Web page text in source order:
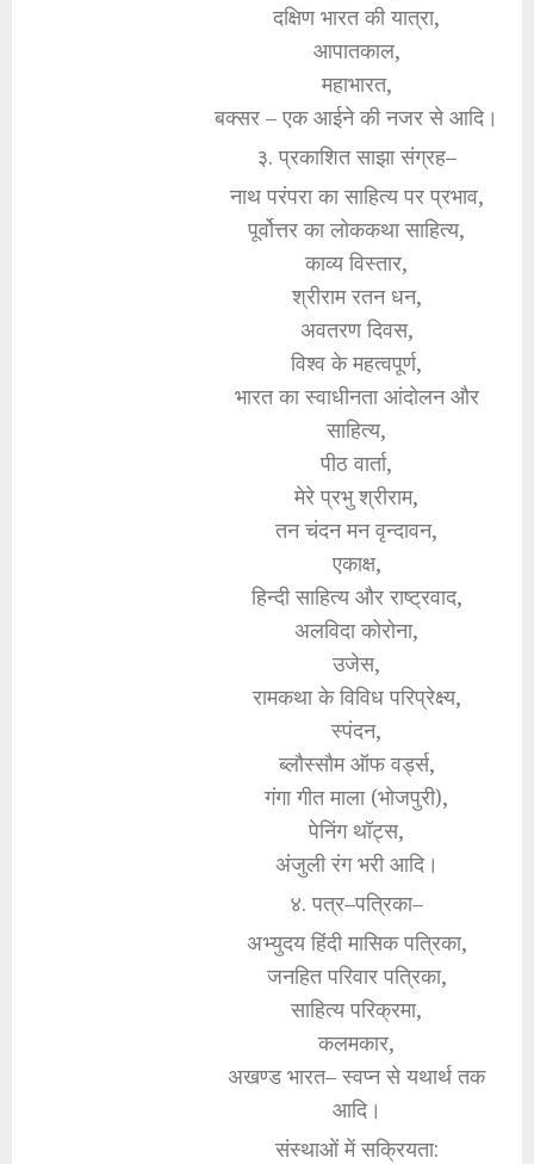
दक्षिण भारत की यात्रा,
आपातकाल,
महाभारत,
बक्सर – एक आईने की नजर से आदि।
३. प्रकाशित साझा संग्रह–
नाथ परंपरा का साहित्य पर प्रभाव,
पूर्वोत्तर का लोककथा साहित्य,
काव्य विस्तार,
श्रीराम रतन धन,
अवतरण दिवस,
विश्व के महत्वपूर्ण,
भारत का स्वाधीनता आंदोलन और
साहित्य,
पीठ वार्ता,
मेरे प्रभु श्रीराम,
तन चंदन मन वृन्दावन,
एकाक्ष,
हिन्दी साहित्य और राष्ट्रवाद,
अलविदा कोरोना,
उजेस,
रामकथा के विविध परिप्रेक्ष्य,
स्पंदन,
ब्लौस्सौम ऑफ वर्ड्स,
गंगा गीत माला (भोजपुरी),
पेनिंग थॉट्स,
अंजुली रंग भरी आदि।
४. पत्र–पत्रिका–
अभ्युदय हिंदी मासिक पत्रिका,
जनहित परिवार पत्रिका,
साहित्य परिक्रमा,
कलमकार,
अखण्ड भारत– स्वप्न से यथार्थ तक
आदि।
संस्थाओं में सक्रियता: